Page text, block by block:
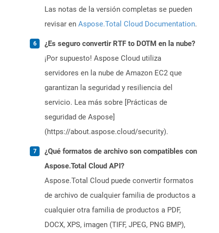
Las notas de la versión completas se pueden
revisar en Aspose.Total Cloud Documentation.
¿Es seguro convertir RTF to DOTM en la nube?
¡Por supuesto! Aspose Cloud utiliza
servidores en la nube de Amazon EC2 que
garantizan la seguridad y resiliencia del
servicio. Lea más sobre [Prácticas de
seguridad de Aspose]
(https://about.aspose.cloud/security).
¿Qué formatos de archivo son compatibles con
Aspose.Total Cloud API?
Aspose.Total Cloud puede convertir formatos
de archivo de cualquier familia de productos a
cualquier otra familia de productos a PDF,
DOCX, XPS, imagen (TIFF, JPEG, PNG BMP),